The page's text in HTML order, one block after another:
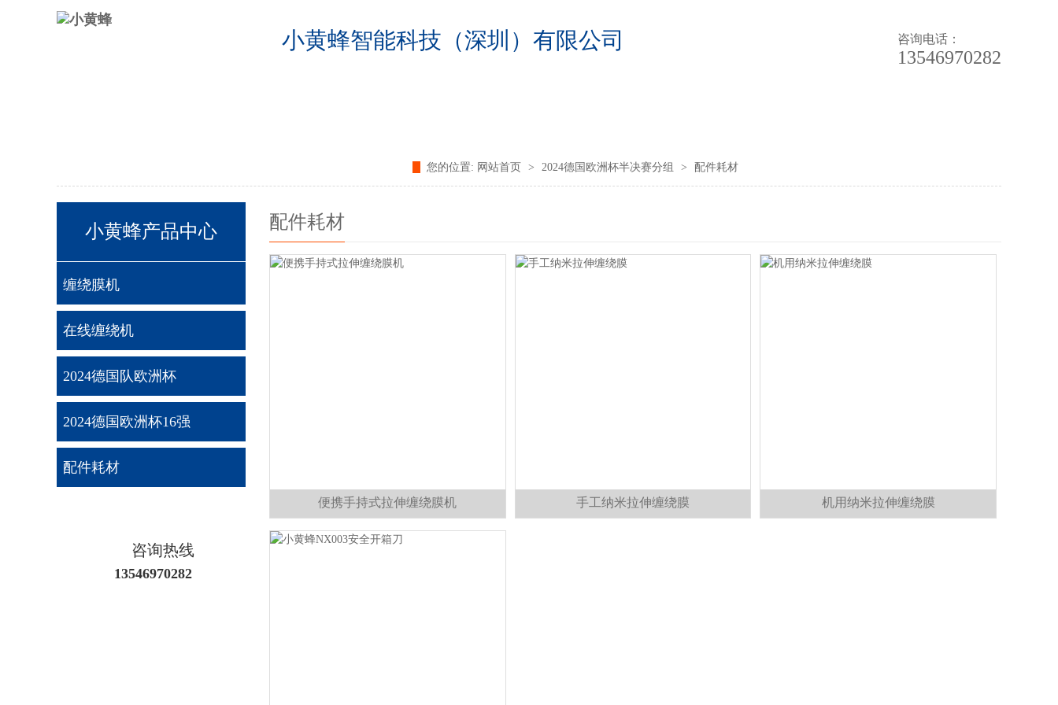
小黄蜂智能科技（深圳）有限公司 咨询电话：
13546970282
您的位置: 网站首页 > 2024德国欧洲杯半决赛分组 > 配件耗材
小黄蜂产品中心
缠绕膜机
在线缠绕机
2024德国队欧洲杯
2024德国欧洲杯16强
配件耗材
咨询热线
13546970282
配件耗材
便携手持式拉伸缠绕膜机 手工纳米拉伸缠绕膜 机用纳米拉伸缠绕膜